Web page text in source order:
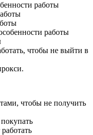
работы
работы
чтобы не выйти в
чтобы не получить